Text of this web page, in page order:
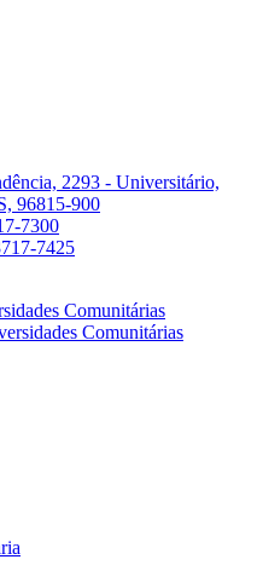
2293 - Universitário,
96815-900
7300
7425